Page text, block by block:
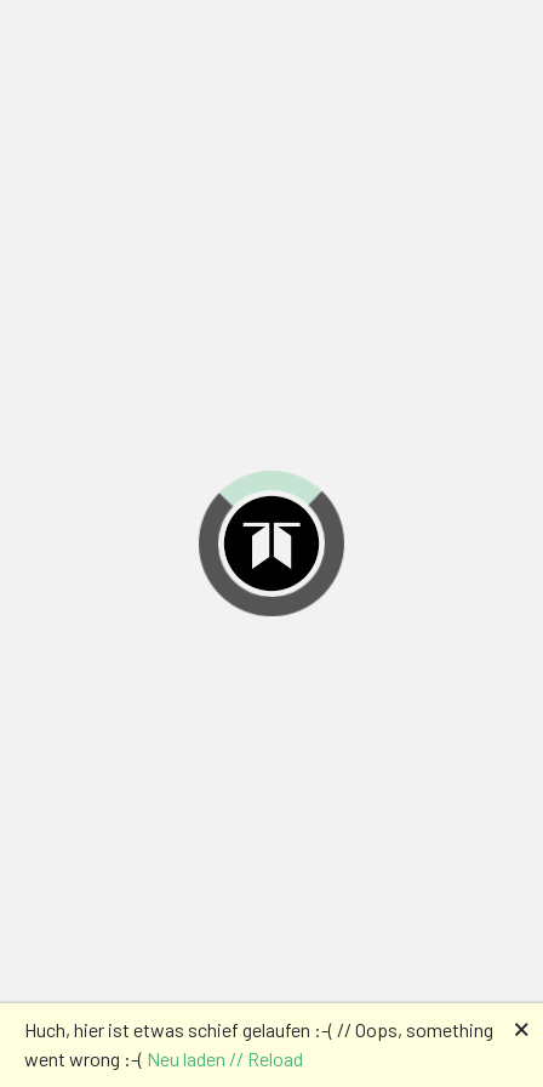
Huch, hier ist etwas schief gelaufen :-( // Oops, something
went wrong :-( Neu laden // Reload
🗙